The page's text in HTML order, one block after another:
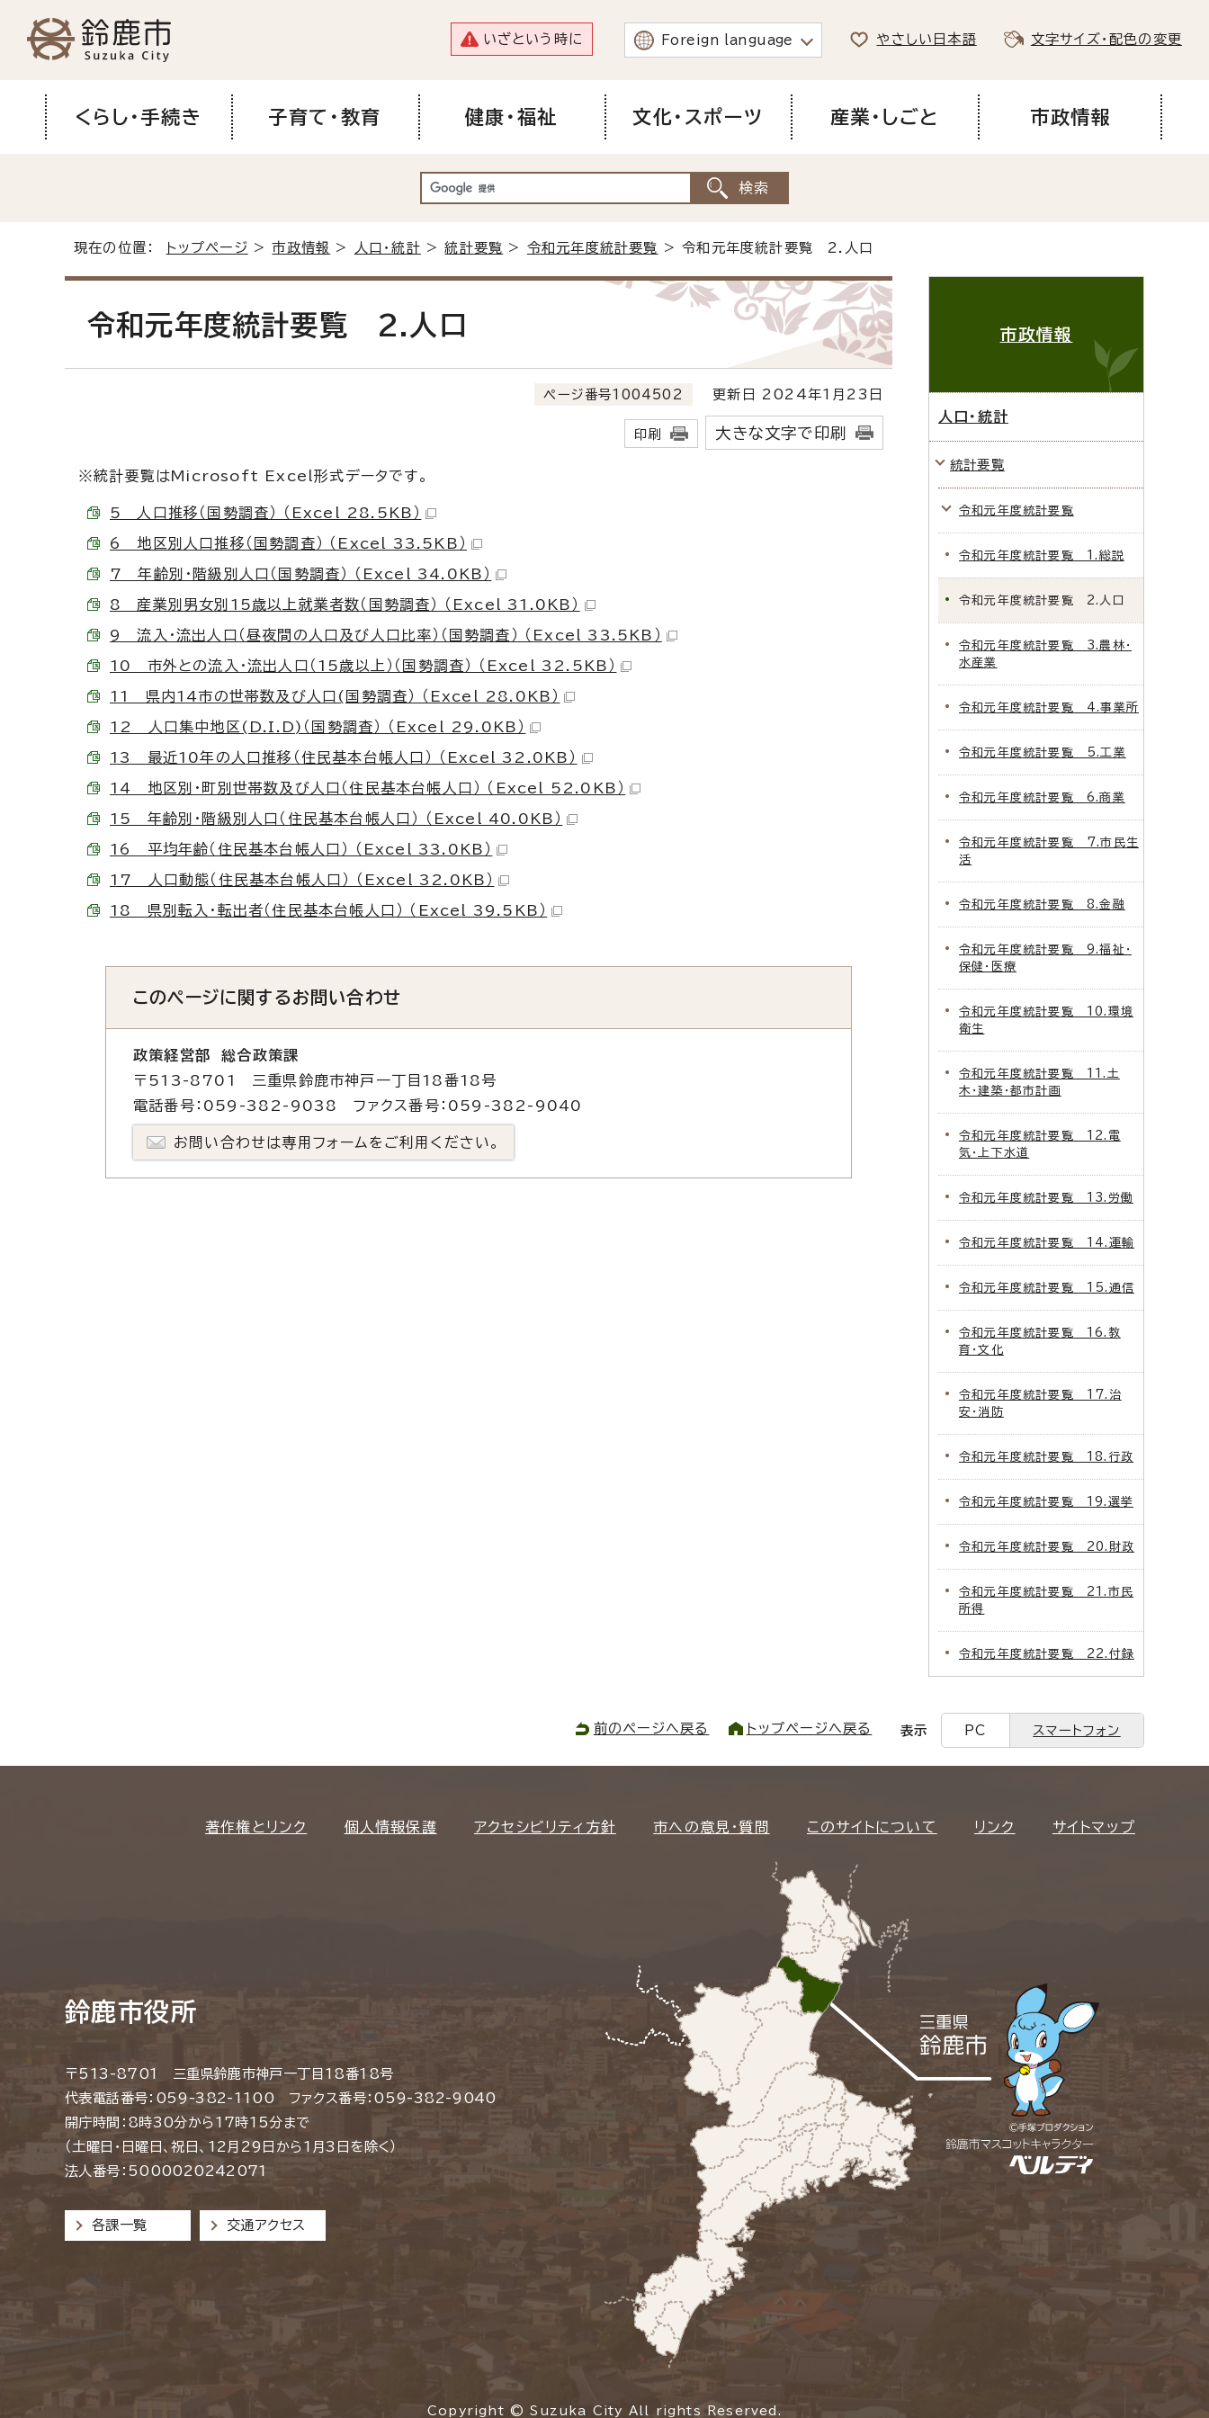
いざという時に Foreign language やさしい日本語 文字サイズ・配色の変更
くらし・手続き 子育て・教育 健康・福祉 文化・スポーツ 産業・しごと 市政情報
現在の位置： トップページ >市政情報 > 人口・統計 >統計要覧 > 令和元年度統計要覧 > 令和元年度統計要覧 2.人口
令和元年度統計要覧 2.人口
ページ番号1004502 更新日 2024年1月23日
印刷 大きな文字で印刷
※統計要覧はMicrosoft Excel形式データです。
5 人口推移（国勢調査） （Excel 28.5KB）
6 地区別人口推移（国勢調査） （Excel 33.5KB）
7 年齢別・階級別人口（国勢調査） （Excel 34.0KB）
8 産業別男女別15歳以上就業者数（国勢調査） （Excel 31.0KB）
9 流入・流出人口（昼夜間の人口及び人口比率）（国勢調査） （Excel 33.5KB）
10 市外との流入・流出人口（15歳以上）（国勢調査） （Excel 32.5KB）
11 県内14市の世帯数及び人口(国勢調査） （Excel 28.0KB）
12 人口集中地区(D.I.D)（国勢調査） （Excel 29.0KB）
13 最近10年の人口推移（住民基本台帳人口） （Excel 32.0KB）
14 地区別・町別世帯数及び人口（住民基本台帳人口） （Excel 52.0KB）
15 年齢別・階級別人口（住民基本台帳人口） （Excel 40.0KB）
16 平均年齢（住民基本台帳人口） （Excel 33.0KB）
17 人口動態（住民基本台帳人口） （Excel 32.0KB）
18 県別転入・転出者（住民基本台帳人口） （Excel 39.5KB）
このページに関するお問い合わせ
政策経営部 総合政策課
〒513-8701 三重県鈴鹿市神戸一丁目18番18号
電話番号：059-382-9038 ファクス番号：059-382-9040
お問い合わせは専用フォームをご利用ください。
市政情報
人口・統計
統計要覧
令和元年度統計要覧
令和元年度統計要覧 1.総説
令和元年度統計要覧 2.人口
令和元年度統計要覧 3.農林・
水産業
令和元年度統計要覧 4.事業所
令和元年度統計要覧 5.工業
令和元年度統計要覧 6.商業
令和元年度統計要覧 7.市民生
活
令和元年度統計要覧 8.金融
令和元年度統計要覧 9.福祉・
保健・医療
令和元年度統計要覧 10.環境
衛生
令和元年度統計要覧 11.土
木・建築・都市計画
令和元年度統計要覧 12.電
気・上下水道
令和元年度統計要覧 13.労働
令和元年度統計要覧 14.運輸
令和元年度統計要覧 15.通信
令和元年度統計要覧 16.教
育・文化
令和元年度統計要覧 17.治
安・消防
令和元年度統計要覧 18.行政
令和元年度統計要覧 19.選挙
令和元年度統計要覧 20.財政
令和元年度統計要覧 21.市民
所得
令和元年度統計要覧 22.付録
前のページへ戻る トップページへ戻る 表示 PC スマートフォン
著作権とリンク 個人情報保護 アクセシビリティ方針 市への意見・質問 このサイトについて リンク サイトマップ
鈴鹿市役所
〒513-8701 三重県鈴鹿市神戸一丁目18番18号
代表電話番号：059-382-1100 ファクス番号：059-382-9040
開庁時間：8時30分から17時15分まで
（土曜日・日曜日、祝日、12月29日から1月3日を除く）
法人番号：5000020242071
各課一覧 交通アクセス
Copyright © Suzuka City All rights Reserved.